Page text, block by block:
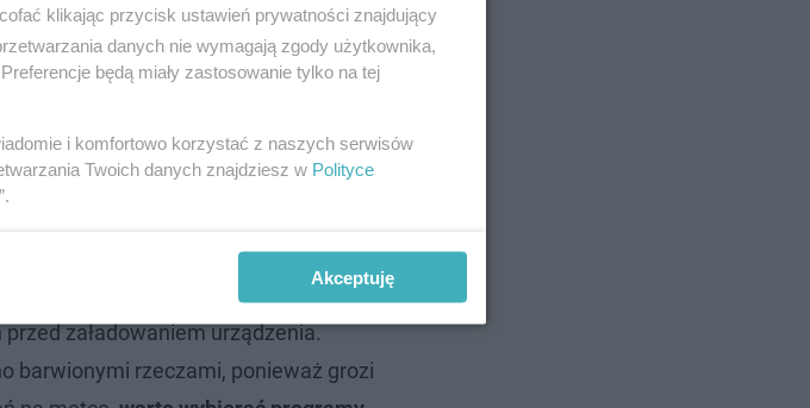
załadowaniem urządzenia.
barwionymi rzeczami, ponieważ grozi
klikając przycisk ustawień prywatności znajdujący
danych nie wymagają zgody użytkownika,
będą miały zastosowanie tylko na tej
i komfortowo korzystać z naszych serwisów
Twoich danych znajdziesz w Polityce
Akceptuję